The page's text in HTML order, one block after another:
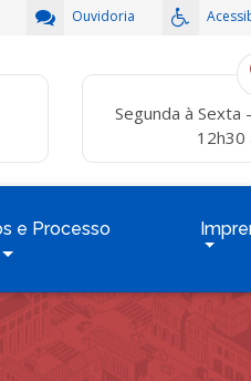
Ouvidoria
Segunda à Sexta
12h30
e Processo